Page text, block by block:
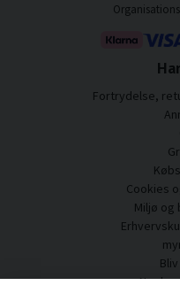
Fortrydelse,
Cookies
Miljø
Nogle